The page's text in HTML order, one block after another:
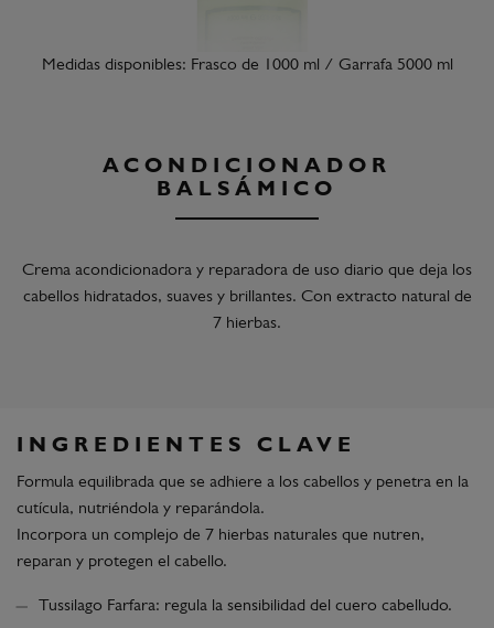
Medidas disponibles: Frasco de 1000 ml / Garrafa 5000 ml
ACONDICIONADOR
BALSÁMICO
Crema acondicionadora y reparadora de uso diario que deja los
cabellos hidratados, suaves y brillantes. Con extracto natural de
7 hierbas.
INGREDIENTES CLAVE
Formula equilibrada que se adhiere a los cabellos y penetra en la
cutícula, nutriéndola y reparándola.
Incorpora un complejo de 7 hierbas naturales que nutren,
reparan y protegen el cabello.
Tussilago Farfara: regula la sensibilidad del cuero cabelludo.